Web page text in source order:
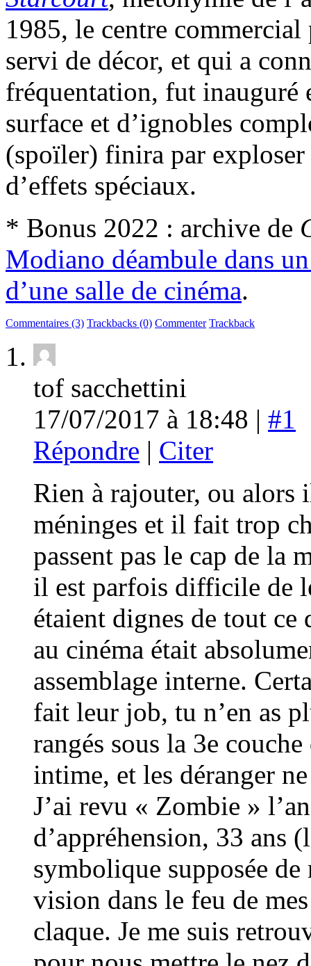
1985, le centre
servi de décor, et qui a
fréquentation, fut inauguré
surface et d’ignobles
(spoïler) finira par
d’effets spéciaux.
* Bonus 2022 : archive de
Modiano déambule dans
d’une salle de cinéma.
Commentaires (3) Trackbacks (0) Commenter Trackback
tof sacchettini
17/07/2017 à 18:48 | #1
Répondre | Citer
Rien à rajouter, ou alors
méninges et il fait trop
passent pas le cap de la
il est parfois difficile de
étaient dignes de tout ce
au cinéma était
assemblage interne.
fait leur job, tu n’en as
rangés sous la 3e
intime, et les déranger
J’ai revu « Zombie »
d’appréhension, 33 ans
symbolique supposée
vision dans le feu de
claque. Je me suis